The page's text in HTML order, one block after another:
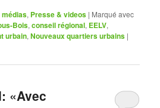
médias, Presse & videos | Marqué avec
Bois,conseil régional, EELV,
urbain,Nouveaux quartiers urbains |
«Avec